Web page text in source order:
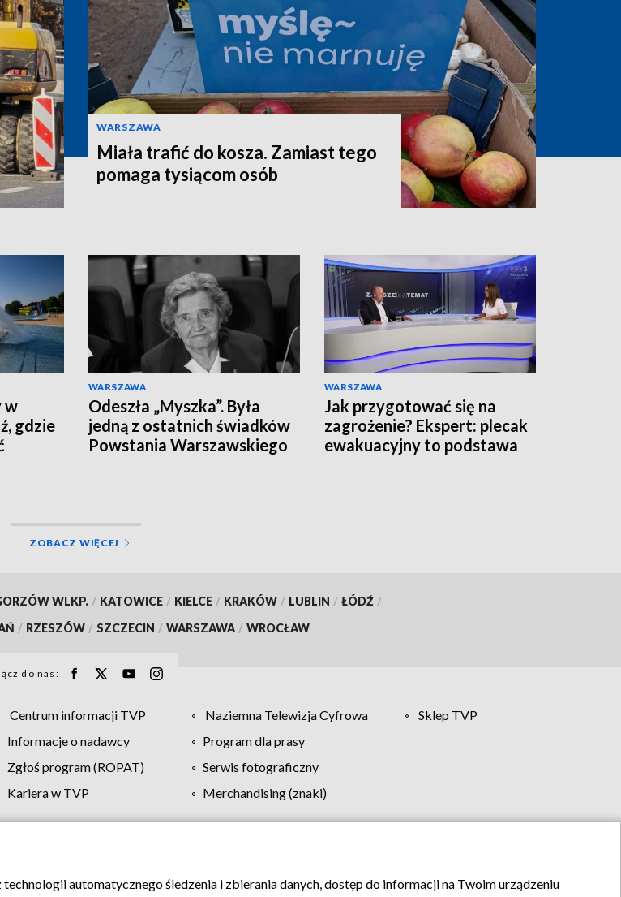
WARSZAWA
Miała trafić do kosza. Zamiast tego
pomaga tysiącom osób
w
gdzie
WARSZAWA
Odeszła „Myszka”. Była
jedną z ostatnich świadków
Powstania Warszawskiego
WARSZAWA
Jak przygotować się na
zagrożenie? Ekspert: plecak
ewakuacyjny to podstawa
ZOBACZ WIĘCEJ
WLKP. / KATOWICE / KIELCE / KRAKÓW / LUBLIN / ŁÓDŹ /
/ RZESZÓW / SZCZECIN / WARSZAWA / WROCŁAW
do nas:
Centrum informacji TVP Naziemna Telewizja Cyfrowa
Sklep TVP
Informacje o nadawcy
Program dla prasy
Zgłoś program (ROPAT)
Serwis fotograficzny
Kariera w TVP
Merchandising (znaki)
Moje zgody Pomoc Biuro reklamy Kontakt
automatycznego śledzenia i zbierania danych, dostęp do informacji na Twoim urządzeniu